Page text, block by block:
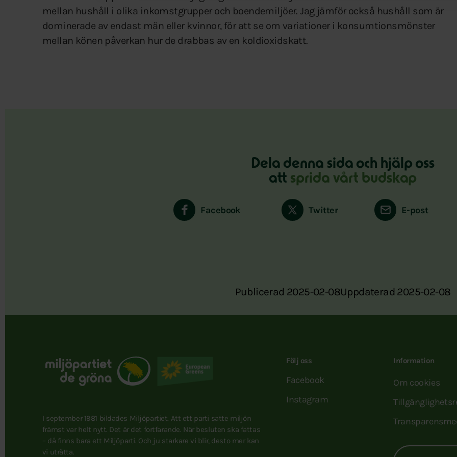
mellan hushåll i olika inkomstgrupper och boendemiljöer. Jag jämför också hushåll som är
dominerade av endast män eller kvinnor, för att se om variationer i konsumtionsmönster
mellan könen påverkan hur de drabbas av en koldioxidskatt.
Dela denna sida och hjälp oss
att sprida vårt budskap
Facebook Twitter E-post
Publicerad 2025-02-08Uppdaterad 2025-02-08
I september 1981 bildades Miljöpartiet. Att ett parti satte miljön
främst var helt nytt. Det är det fortfarande. När besluten ska fattas
– då finns bara ett Miljöparti. Och ju starkare vi blir, desto mer kan
vi uträtta.
Följ oss
Facebook
Instagram
Information
Om cookies